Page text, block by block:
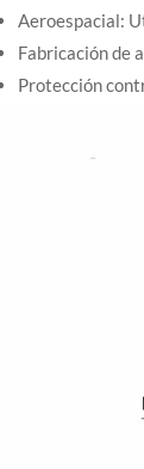
Aeroespacial:
Fabricación de
Protección